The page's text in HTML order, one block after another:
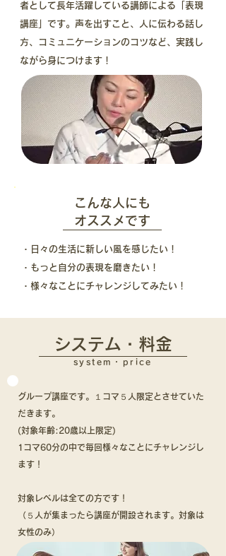
者として長年活躍している講師による「表現
講座」です。声を出すこと、人に伝わる話し
方、コミュニケーションのコツなど、実践し
ながら身につけます！
こんな人にも
オススメです
・日々の生活に新しい風を感じたい！
・もっと自分の表現を磨きたい！
・様々なことにチャレンジしてみたい！
システム・料金
system・price
グループ講座です。１コマ５人限定とさせていた
だきます。
(対象年齢:20歳以上限定)
1コマ60分の中で毎回様々なことにチャレンジし
ます！
対象レベルは全ての方です！
​（５人が集まったら講座が開設されます。対象は
女性のみ）